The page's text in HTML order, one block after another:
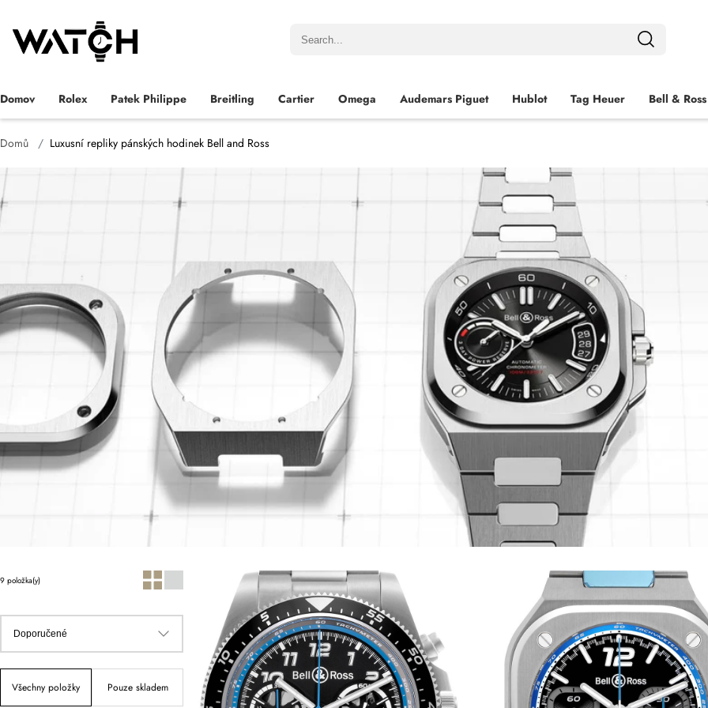
Domov Rolex Patek Philippe Breitling Cartier Omega Audemars Piguet Hublot Tag Heuer Bell & Ross
Domů Luxusní repliky pánských hodinek Bell and Ross
9 položka(y)
Všechny položky Pouze skladem